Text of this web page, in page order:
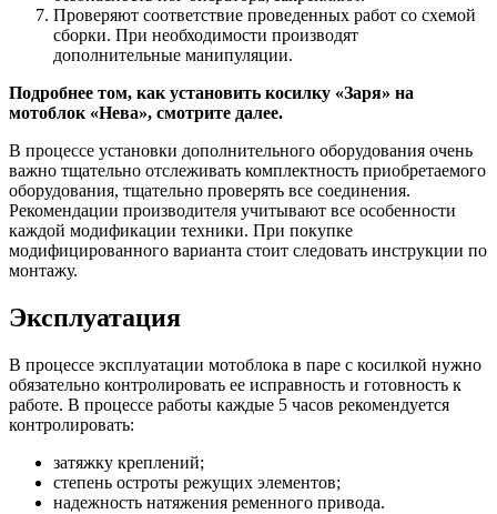
Проверяют соответствие проведенных работ со схемой
сборки. При необходимости производят
дополнительные манипуляции.
Подробнее том, как установить косилку «Заря» на
мотоблок «Нева», смотрите далее.
В процессе установки дополнительного оборудования очень
важно тщательно отслеживать комплектность приобретаемого
оборудования, тщательно проверять все соединения.
Рекомендации производителя учитывают все особенности
каждой модификации техники. При покупке
модифицированного варианта стоит следовать инструкции по
монтажу.
Эксплуатация
В процессе эксплуатации мотоблока в паре с косилкой нужно
обязательно контролировать ее исправность и готовность к
работе. В процессе работы каждые 5 часов рекомендуется
контролировать:
затяжку креплений;
степень остроты режущих элементов;
надежность натяжения ременного привода.